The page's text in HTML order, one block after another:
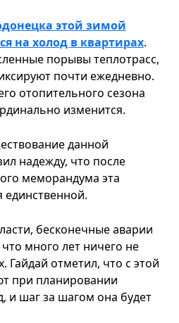
этой зимой
на холод в квартирах.
порывы теплотрасс,
почти ежедневно.
отопительного сезона
изменится.
данной
надежду, что после
меморандума эта
единственной.
бесконечные аварии
много лет ничего не
Гайдай отметил, что с этой
при планировании
и шаг за шагом она будет